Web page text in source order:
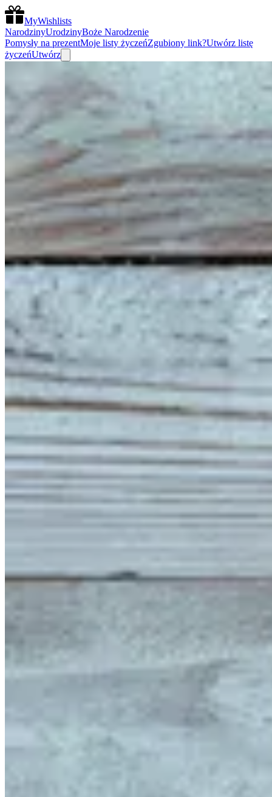
MyWishlists
NarodzinyUrodzinyBoże Narodzenie
Pomysły na prezentMoje listy życzeńZgubiony link?Utwórz listę
życzeńUtwórz